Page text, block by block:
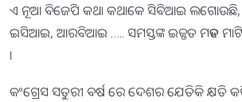
ଏ ନୂଆ ବିଜେପି କଥା କଥାକେ ସିବିଆଇ ଲଗୋଉଛି,
ଇସିଆଇ, ଆରବିଆଇ ….. ସମସ୍ତଙ୍କ ଇଜ୍ଜତ ମହତ
।
କଂଗ୍ରେସ ସତୁରୀ ବର୍ଷ ରେ ଦେଶର ଯେତିକି କ୍ଷତି